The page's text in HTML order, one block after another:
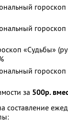
гороскоп
гороскоп
«Судьбы»
гороскоп
за 500р.
составление